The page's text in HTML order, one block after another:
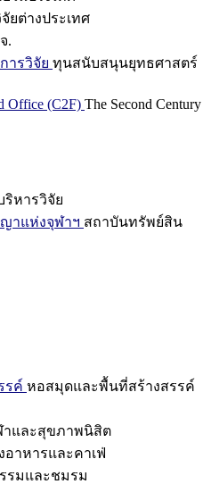
ยต่างประเทศ
.
ารวิจัย ทุนสนับสนุนยุทธศาสตร์
Office (C2F) The Second Century
ริหารวิจัย
าแห่งจุฬาฯ สถาบันทรัพย์สิน
รค์ หอสมุดและพื้นที่สร้างสรรค์
าและสุขภาพนิสิต
อาหารและคาเฟ่
รมและชมรม